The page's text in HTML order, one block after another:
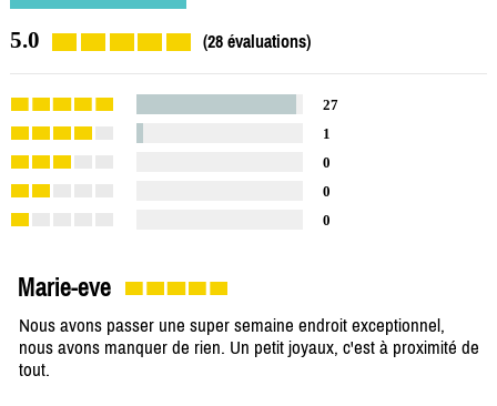
5.0 (28 évaluations)
27
1
0
0
0
Marie-eve
Nous avons passer une super semaine endroit exceptionnel,
nous avons manquer de rien. Un petit joyaux, c'est à proximité de
tout.